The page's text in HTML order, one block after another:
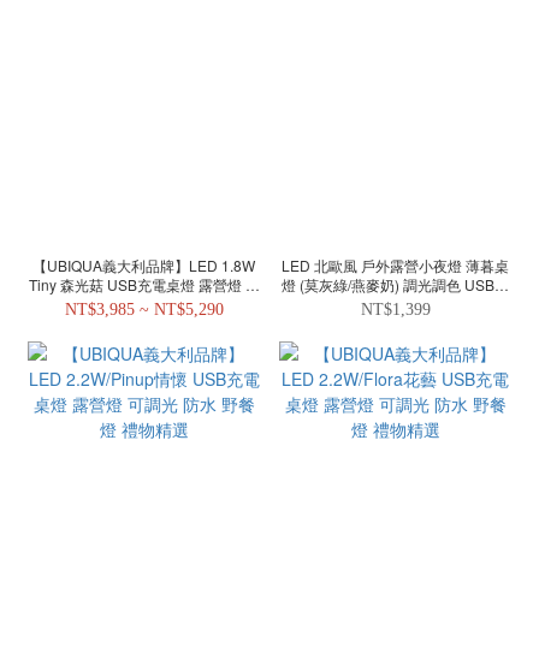
【UBIQUA義大利品牌】LED 1.8W
Tiny 森光菇 USB充電桌燈 露營燈 可
調光 IP65防水 禮物精選
NT$3,985 ~ NT$5,290
LED 北歐風 戶外露營小夜燈 薄暮桌
燈 (莫灰綠/燕麥奶) 調光調色 USB充
電 D-DLMY9-G/BE
NT$1,399